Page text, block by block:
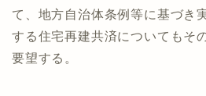
て、地方自治体条例等に基づき
する住宅再建共済についてもそ
要望する。